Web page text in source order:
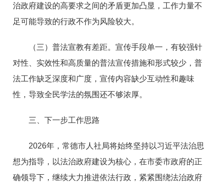
治政府建设的高要求之间的矛盾更加凸显，工作力量不
足可能导致的行政不作为风险较大。
（三）普法宣教有差距。宣传手段单一，有较强针
对性、实效性和高质量的普法宣传措施和形式较少，普
法工作缺乏深度和广度，宣传内容缺少互动性和趣味
性，导致全民学法的氛围还不够浓厚。
三、下一步工作思路
2026年，常德市人社局将始终坚持以习近平法治思
想为指导，以法治政府建设为核心，在市委市政府的正
确领导下，继续大力推进依法行政，紧紧围绕法治政府